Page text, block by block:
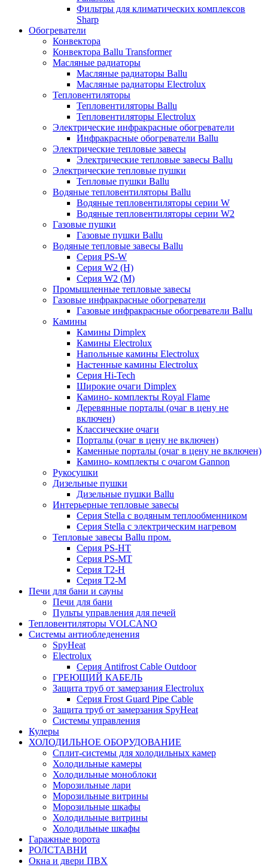
Фильтры для климатических комплексов
Sharp
Обогреватели
Конвектора
Конвектора Ballu Transformer
Масляные радиаторы
Масляные радиаторы Ballu
Масляные радиаторы Electrolux
Тепловентиляторы
Тепловентиляторы Ballu
Тепловентиляторы Electrolux
Электрические инфракрасные обогреватели
Инфракрасные обогреватели Ballu
Электрические тепловые завесы
Электрические тепловые завесы Ballu
Электрические тепловые пушки
Тепловые пушки Ballu
Водяные тепловентиляторы Ballu
Водяные тепловентиляторы серии W
Водяные тепловентиляторы серии W2
Газовые пушки
Газовые пушки Ballu
Водяные тепловые завесы Ballu
Серия PS-W
Серия W2 (H)
Серия W2 (M)
Промышленные тепловые завесы
Газовые инфракрасные обогреватели
Газовые инфракрасные обогреватели Ballu
Камины
Камины Dimplex
Камины Electrolux
Напольные камины Electrolux
Настенные камины Electrolux
Серия Hi-Tech
Широкие очаги Dimplex
Камино- комплекты Royal Flame
Деревянные порталы (очаг в цену не
включен)
Классические очаги
Порталы (очаг в цену не включен)
Каменные порталы (очаг в цену не включен)
Камино- комплекты с очагом Gannon
Рукосушки
Дизельные пушки
Дизельные пушки Ballu
Интерьерные тепловые завесы
Серия Stella с водяным теплообменником
Серия Stella с электрическим нагревом
Тепловые завесы Ballu пром.
Серия PS-HT
Серия PS-MT
Серия T2-H
Серия T2-M
Печи для бани и сауны
Печи для бани
Пульты управления для печей
Тепловентиляторы VOLCANO
Системы антиобледенения
SpyHeat
Electrolux
Серия Antifrost Cable Outdoor
ГРЕЮЩИЙ КАБЕЛЬ
Защита труб от замерзания Electrolux
Серия Frost Guard Pipe Cable
Защита труб от замерзания SpyHeat
Системы управления
Кулеры
ХОЛОДИЛЬНОЕ ОБОРУДОВАНИЕ
Сплит-системы для холодильных камер
Холодильные камеры
Холодильные моноблоки
Морозильные лари
Морозильные витрины
Морозильные шкафы
Холодильные витрины
Холодильные шкафы
Гаражные ворота
РОЛСТАВНИ
Окна и двери ПВХ